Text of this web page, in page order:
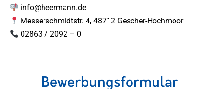
info@heermann.de
Messerschmidtstr. 4, 48712 Gescher-Hochmoor
02863 / 2092 – 0
Bewerbungsformular